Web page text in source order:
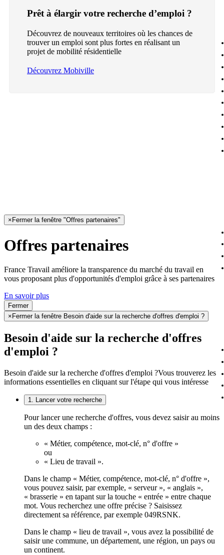
Prêt à élargir votre recherche d’emploi ?
Découvrez de nouveaux territoires où les chances de
trouver un emploi sont plus fortes en réalisant un
projet de mobilité résidentielle
Découvrez Mobiville
× Fermer la fenêtre "Offres partenaires"
Offres partenaires
France Travail améliore la transparence du marché du travail en
vous proposant plus d'opportunités d'emploi grâce à ses partenaires
En savoir plus
Fermer
× Fermer la fenêtre Besoin d'aide sur la recherche d'offres d'emploi ?
Besoin d'aide sur la recherche d'offres
d'emploi ?
Besoin d'aide sur la recherche d'offres d'emploi ?Vous trouverez les
informations essentielles en cliquant sur l'étape qui vous intéresse
1. Lancer votre recherche
Pour lancer une recherche d'offres, vous devez saisir au moins
un des deux champs :
« Métier, compétence, mot-clé, n° d'offre »
ou
« Lieu de travail ».
Dans le champ « Métier, compétence, mot-clé, n° d'offre »,
vous pouvez saisir, par exemple, « serveur », « anglais »,
« brasserie » en tapant sur la touche « entrée » entre chaque
mot. Vous recherchez une offre précise ? Saisissez
directement sa référence, par exemple 049RSNK.
Dans le champ « lieu de travail », vous avez la possibilité de
saisir une commune, un département, une région, un pays ou
un continent.